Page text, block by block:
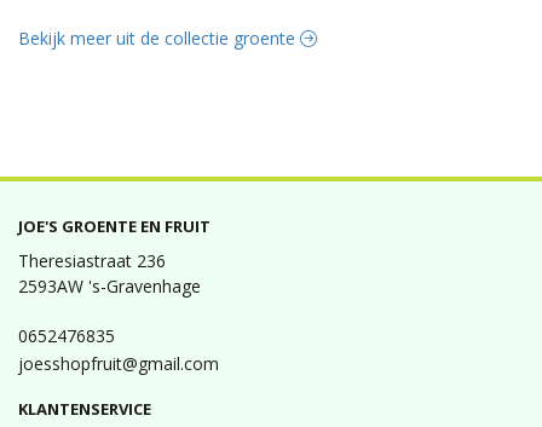
Bekijk meer uit de collectie groente
JOE'S GROENTE EN FRUIT
Theresiastraat 236
2593AW 's-Gravenhage
0652476835
joesshopfruit@gmail.com
KLANTENSERVICE